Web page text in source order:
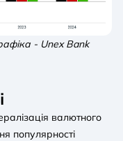
- Unex Bank
валютного
популярності